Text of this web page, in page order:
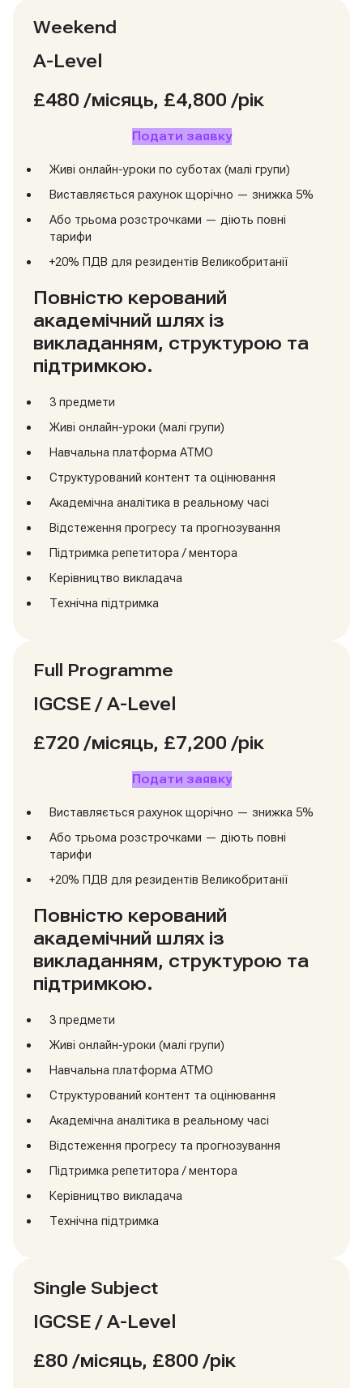
Weekend
A-Level
£480 /місяць, £4,800 /рік
Подати заявку
Живі онлайн-уроки по суботах (малі групи)
Виставляється рахунок щорічно — знижка 5%
Або трьома розстрочками — діють повні
тарифи
+20% ПДВ для резидентів Великобританії
Повністю керований
академічний шлях із
викладанням, структурою та
підтримкою.
3 предмети
Живі онлайн-уроки (малі групи)
Навчальна платформа ATMO
Структурований контент та оцінювання
Академічна аналітика в реальному часі
Відстеження прогресу та прогнозування
Підтримка репетитора / ментора
Керівництво викладача
Технічна підтримка
Full Programme
IGCSE / A-Level
£720 /місяць, £7,200 /рік
Подати заявку
Виставляється рахунок щорічно — знижка 5%
Або трьома розстрочками — діють повні
тарифи
+20% ПДВ для резидентів Великобританії
Повністю керований
академічний шлях із
викладанням, структурою та
підтримкою.
3 предмети
Живі онлайн-уроки (малі групи)
Навчальна платформа ATMO
Структурований контент та оцінювання
Академічна аналітика в реальному часі
Відстеження прогресу та прогнозування
Підтримка репетитора / ментора
Керівництво викладача
Технічна підтримка
Single Subject
IGCSE / A-Level
£80 /місяць, £800 /рік